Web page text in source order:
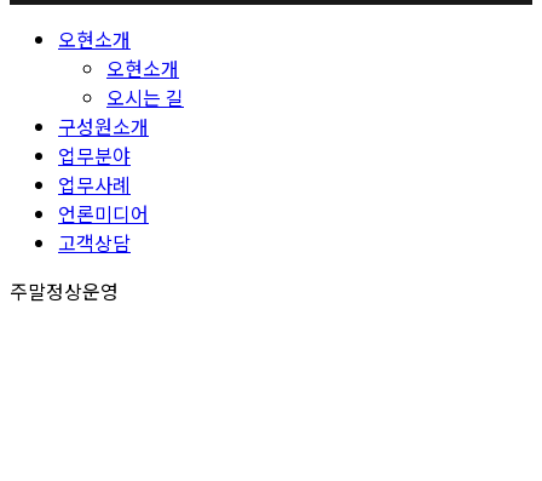
Close 오현소개
오현소개
오시는 길
구성원소개
업무분야
업무사례
언론미디어
고객상담
주말정상운영